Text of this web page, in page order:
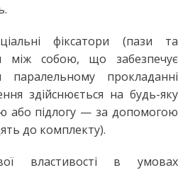
фіксатори (пази та
між собою, що забезпечує
прокладанні
здійснюється на будь-яку
або підлогу — за допомогою
до комплекту).
властивості в умовах